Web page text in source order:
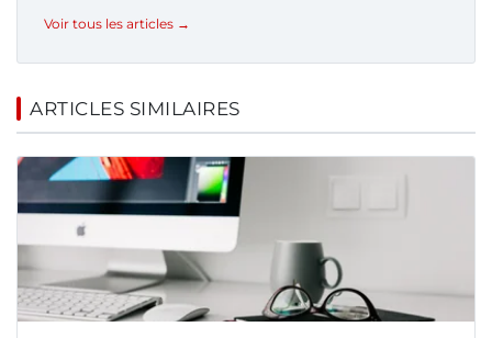
Voir tous les articles →
ARTICLES SIMILAIRES